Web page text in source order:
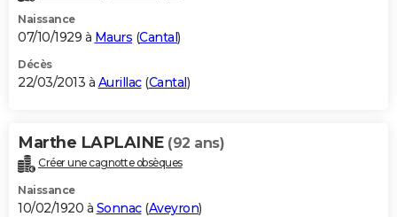
Naissance
07/10/1929 à Maurs (Cantal)
Décès
22/03/2013 à Aurillac(Cantal)
Marthe LAPLAINE (92 ans)
Créer une cagnotte obsèques
Naissance
10/02/1920 à Sonnac(Aveyron)